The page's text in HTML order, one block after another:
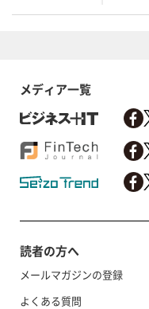
メディア一覧
読者の方へ
メールマガジンの登録
よくある質問